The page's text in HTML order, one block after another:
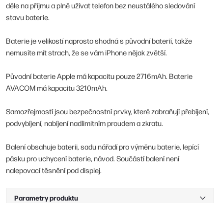
déle na příjmu a plně užívat telefon bez neustálého sledování
stavu baterie.
Baterie je velikostí naprosto shodná s původní baterií, takže
nemusíte mít strach, že se vám iPhone nějak zvětší.
Původní baterie Apple má kapacitu pouze 2716mAh. Baterie
AVACOM má kapacitu 3210mAh.
Samozřejmostí jsou bezpečnostní prvky, které zabraňují přebíjení,
podvybíjení, nabíjení nadlimitním proudem a zkratu.
Balení obsahuje baterii, sadu nářadí pro výměnu baterie, lepící
pásku pro uchycení baterie, návod. Součástí balení není
nalepovací těsnění pod displej.
Parametry produktu